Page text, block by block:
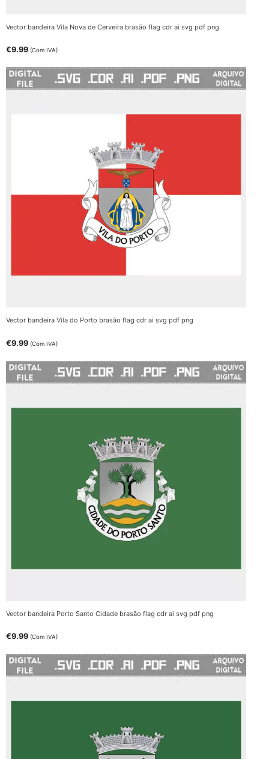
Vector bandeira Vila Nova de Cerveira brasão flag cdr ai svg pdf png
€9.99 (Com IVA)
Vector bandeira Vila do Porto brasão flag cdr ai svg pdf png
€9.99 (Com IVA)
Vector bandeira Porto Santo Cidade brasão flag cdr ai svg pdf png
€9.99 (Com IVA)